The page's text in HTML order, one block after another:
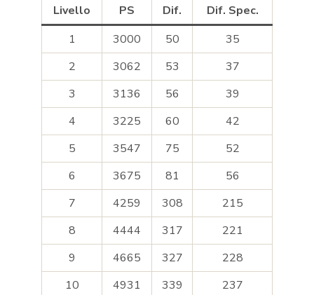
Livello PS Dif.
Dif. Spec.
1
3000 50
35
2
3062 53
37
3
3136 56
39
4
3225 60
42
5
3547 75
52
6
3675 81
56
7
4259 308
215
8
4444 317
221
9
4665 327
228
10
4931 339
237